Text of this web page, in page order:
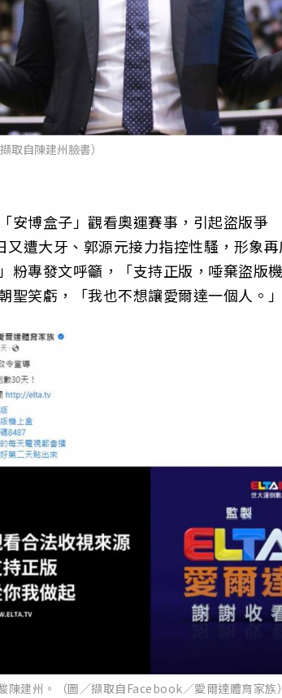
取自陳建州臉書）
安博盒子」觀看奧運賽事，引起盜版爭
遭大牙、郭源元接力指控性騷，形象
粉專發文呼籲，「支持正版，唾棄盜版
聖笑虧，「我也不想讓愛爾達一個人。
陳建州。（圖／擷取自Facebook／愛爾達體育家族